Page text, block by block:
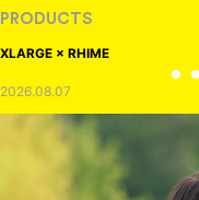
PRODUCTS
XLARGE × RHIME
2026.08.07